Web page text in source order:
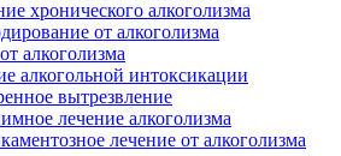
хронического алкоголизма
от алкоголизма
алкоголизма
алкогольной интоксикации
вытрезвление
лечение алкоголизма
лечение от алкоголизма